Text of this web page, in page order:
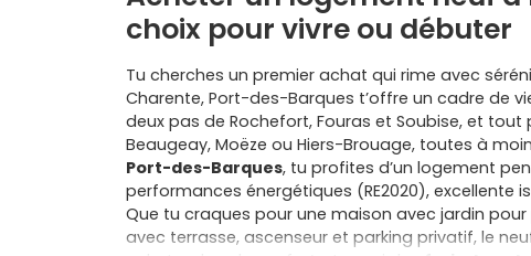
choix pour vivre ou débuter
Tu cherches un premier achat qui rime avec
Charente, Port-des-Barques t’offre un cadre de
deux pas de Rochefort, Fouras et Soubise, et
Beaugeay, Moëze ou Hiers-Brouage, toutes à
Port-des-Barques, tu profites d’un logement
performances énergétiques (RE2020),
Que tu craques pour une maison avec jardin
avec terrasse, ascenseur et parking privatif, le